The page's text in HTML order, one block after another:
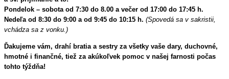
Pondelok – sobota od 7:30 do 8.00 a večer od 17:00 do 17:45 h.
Nedeľa od 8:30 do 9:00 a od 9:45 do 10:15 h. (Spovedá sa v sakristii,
vchádza sa z vonku.)
Ďakujeme vám, drahí bratia a sestry za všetky vaše dary, duchovné,
hmotné i finančné, tiež za akúkoľvek pomoc v našej farnosti počas
tohto týždňa!